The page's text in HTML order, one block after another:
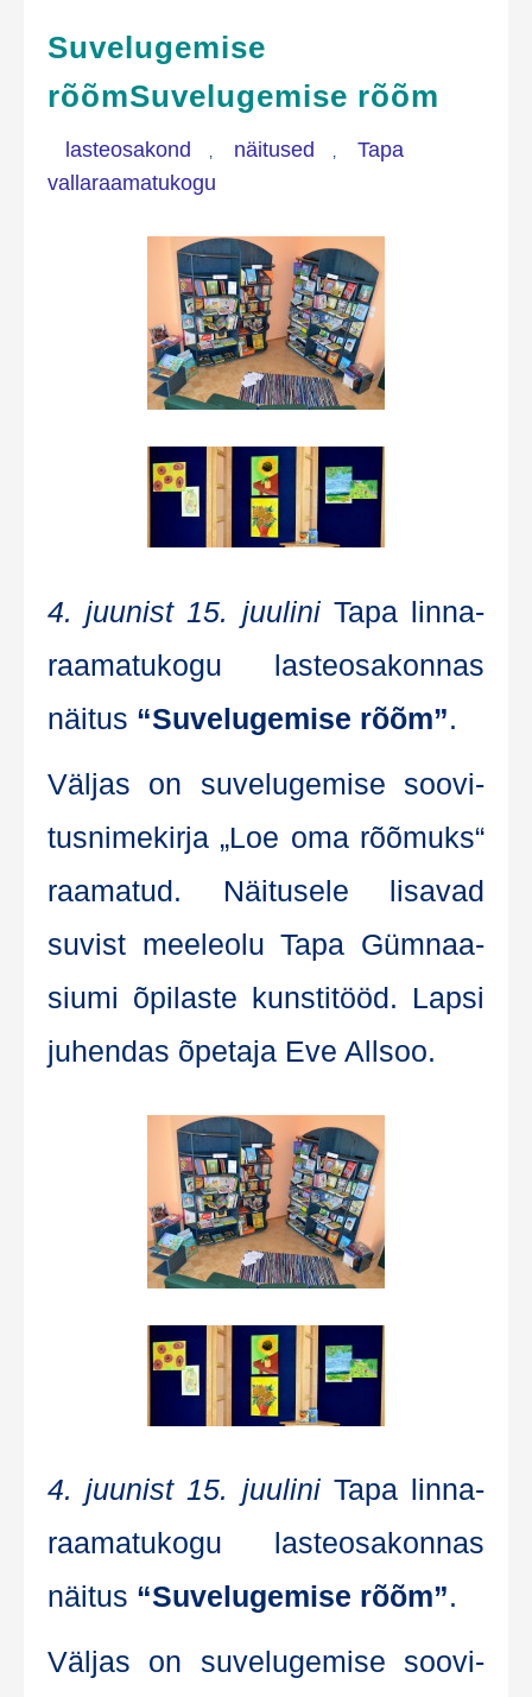
Suvelugemise
rõõmSuvelugemise rõõm
lasteosakond näitused
Tapa
vallaraamatukogu
4. juu­nist 15. juu­li­niTapa lin­na­
raa­ma­tu­ko­gu las­te­osa­kon­nas
näi­tus “Suve­lu­ge­mise rõõm”.
Väl­jas on suve­lu­ge­mise soo­vi­
tus­ni­me­kir­ja „Loe oma rõõ­muks“
raa­ma­tud. Näi­tu­se­le lisa­vad
suvist mee­le­olu Tapa Güm­naa­
siu­mi õpi­las­te kuns­ti­tööd. Lap­si
juhen­das õpe­ta­ja Eve Allsoo.
4. juu­nist 15. juu­li­niTapa lin­na­
raa­ma­tu­ko­gu las­te­osa­kon­nas
näi­tus “Suve­lu­ge­mise rõõm”.
Väl­jas on suve­lu­ge­mise soo­vi­